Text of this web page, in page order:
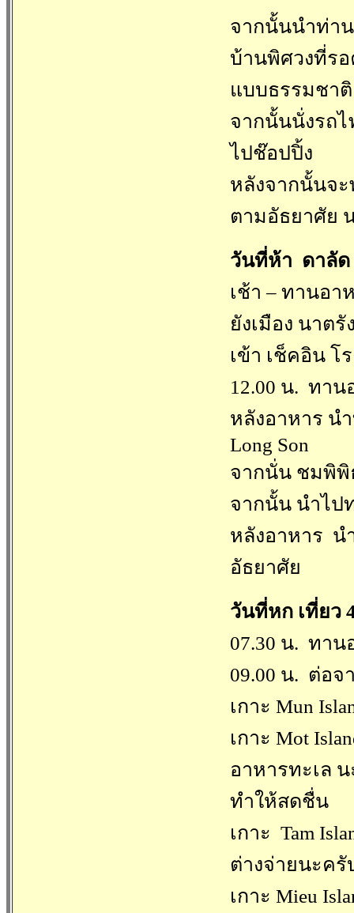
จากนั้นนำท่า
บ้านพิศวงที่ร
แบบธรรมชา
จากนั้นนั่งรถไ
ไปช๊อปปิ้ง
หลังจากนั้นจ
ตามอัธยาศัย
วันที่ห้า ดาลัด
เช้า – ทานอา
ยังเมือง นาตรั
เข้า เช็คอิน โ
12.00 น. ทาน
หลังอาหาร น
Long Son
จากนั่น ชมพิพิ
จากนั้น นำไป
หลังอาหาร น
อัธยาศัย
วันที่หก เที่ยว
07.30 น. ทาน
09.00 น. ต่อจ
เกาะ Mun
เกาะ Mot
อาหารทะเล
ทำให้สดชื่น
เกาะ Tam
ต่างจ่ายนะครั
เกาะ Mieu